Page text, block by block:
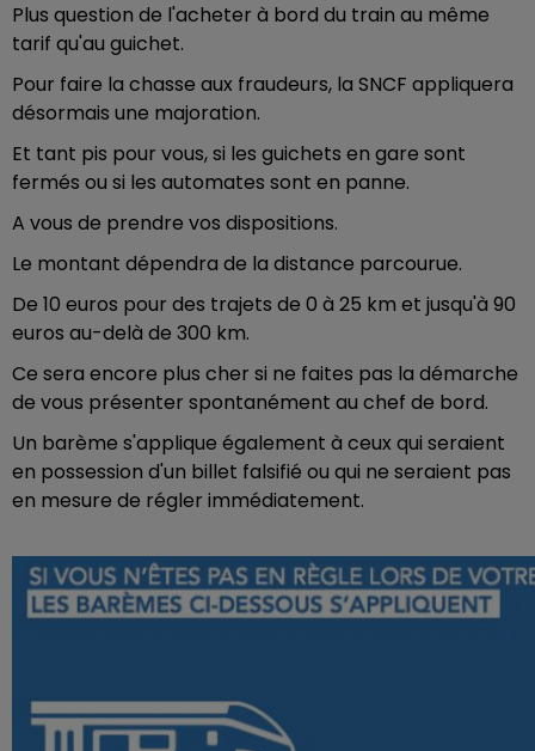
Plus question de l'acheter à bord du train au même
tarif qu'au guichet.
Pour faire la chasse aux fraudeurs, la SNCF appliquera
désormais une majoration.
Et tant pis pour vous, si les guichets en gare sont
fermés ou si les automates sont en panne.
A vous de prendre vos dispositions.
Le montant dépendra de la distance parcourue.
De 10 euros pour des trajets de 0 à 25 km et jusqu'à 90
euros au-delà de 300 km.
Ce sera encore plus cher si ne faites pas la démarche
de vous présenter spontanément au chef de bord.
Un barème s'applique également à ceux qui seraient
en possession d'un billet falsifié ou qui ne seraient pas
en mesure de régler immédiatement.